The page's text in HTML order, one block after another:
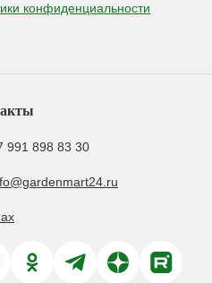
конфиденциальности
991 898 83 30